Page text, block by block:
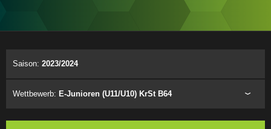
Saison: 2023/2024
Wettbewerb: E-Junioren (U11/U10) KrSt B64